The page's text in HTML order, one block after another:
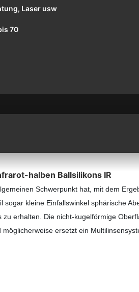
Laser usw
70
halben Ballsilikons IR
Schwerpunkt hat, mit dem
kleine Einfallswinkel sphärische
erhalten. Die nicht-kugelförmige
ersetzt ein